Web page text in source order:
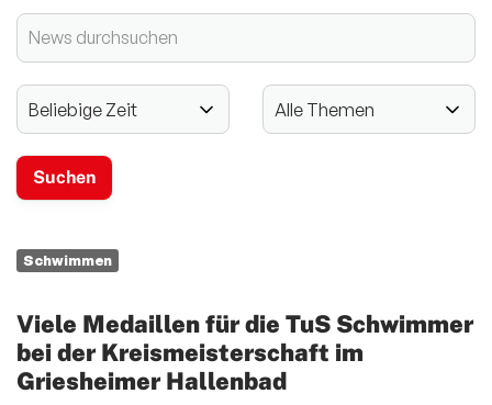
Schwimmen
Viele Medaillen für die TuS Schwimmer
bei der Kreismeisterschaft im
Griesheimer Hallenbad
2024 - 125-jähriges Jubiläum
Vereinssport
Mitglieder-Service